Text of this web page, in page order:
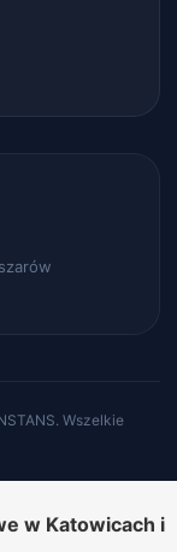
Wszelkie
w Katowicach i